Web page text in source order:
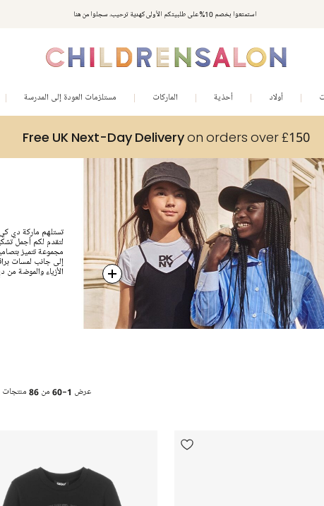
استمتعوا بخصم 10% على طلبيتكم الأولى كهدية ترحيب. سجلوا من هنا
أولاد أحذية الماركات مستلزمات العودة إلى المدرسة
Free UK Next-Day Deliveryon orders over £150
تستلهم ماركة دي
لتقدم لكم أجمل
مجموعة تتميز
إلى جانب لمسات
الأزياء والموضة
عرض 1-60 من 86 منتجات